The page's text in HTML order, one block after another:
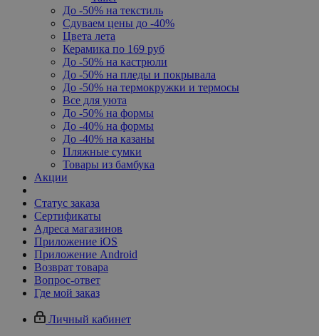
До -50% на текстиль
Сдуваем цены до -40%
Цвета лета
Керамика по 169 руб
До -50% на кастрюли
До -50% на пледы и покрывала
До -50% на термокружки и термосы
Все для уюта
До -50% на формы
До -40% на формы
До -40% на казаны
Пляжные сумки
Товары из бамбука
Акции
Статус заказа
Сертификаты
Адреса магазинов
Приложение iOS
Приложение Android
Возврат товара
Вопрос-ответ
Где мой заказ
Личный кабинет